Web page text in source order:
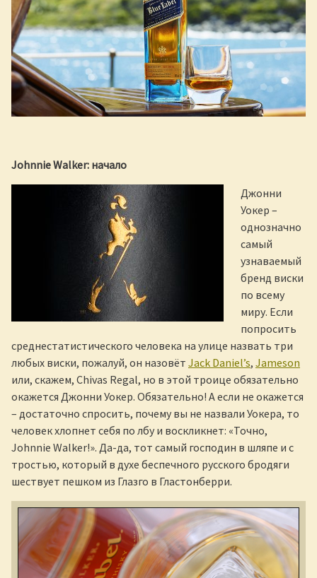
Johnnie Walker: начало
Джонни
Уокер –
однозначно
самый
узнаваемый
бренд виски
по всему
миру. Если
попросить
среднестатистического человека на улице назвать три
любых виски, пожалуй, он назовёт Jack Daniel’s, Jameson
или, скажем, Chivas Regal, но в этой троице обязательно
окажется Джонни Уокер. Обязательно! А если не окажется
– достаточно спросить, почему вы не назвали Уокера, то
человек хлопнет себя по лбу и воскликнет: «Точно,
Johnnie Walker!». Да-да, тот самый господин в шляпе и с
тростью, который в духе беспечного русского бродяги
шествует пешком из Глазго в Гластонберри.